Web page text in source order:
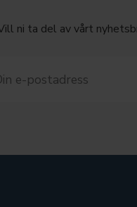
ni ta del av vårt